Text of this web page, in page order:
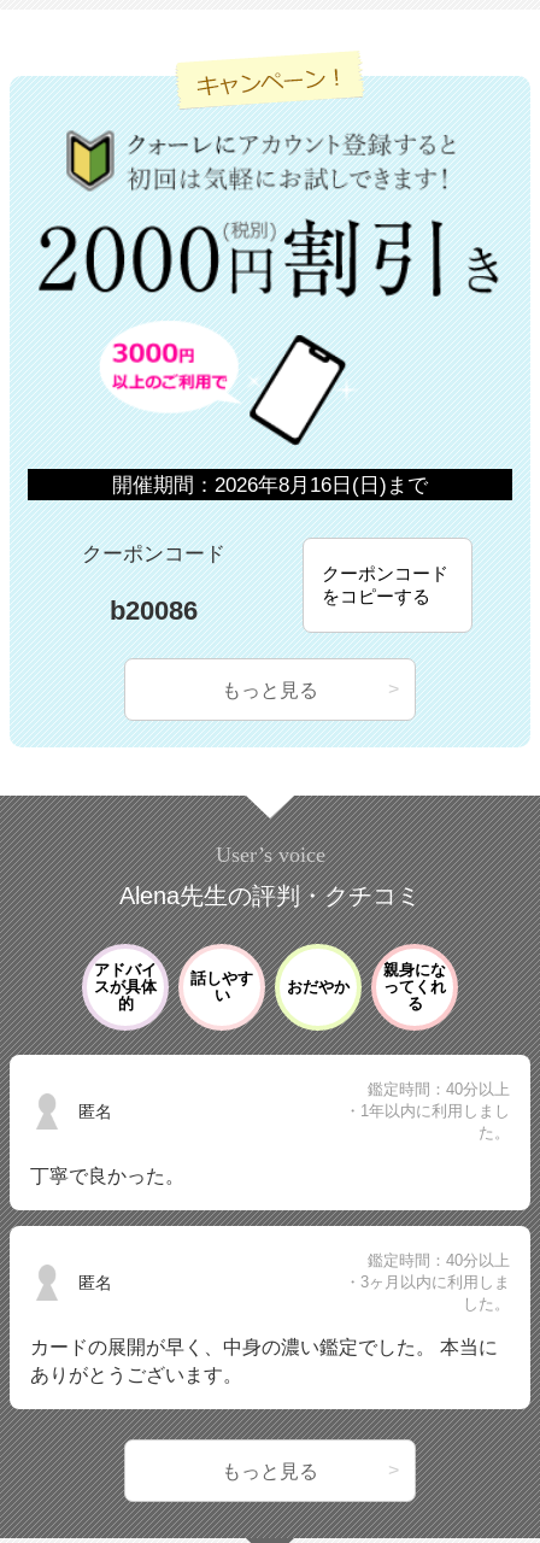
開催期間：2026年8月16日(日)まで
クーポンコード
b20086
クーポンコード
をコピーする
もっと見る
User’s voice
Alena先生の評判・クチコミ
アドバイ
スが具体
的
話しやす
い
おだやか
親身にな
ってくれ
る
匿名
鑑定時間：40分以上
・1年以内に利用しまし
た。
丁寧で良かった。
匿名
鑑定時間：40分以上
・3ヶ月以内に利用しま
した。
カードの展開が早く、中身の濃い鑑定でした。 本当に
ありがとうございます。
もっと見る